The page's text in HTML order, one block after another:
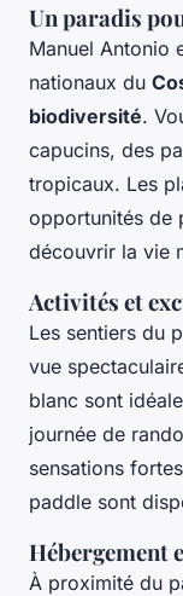
Un paradis
Manuel Antonio
nationaux du
biodiversité.
capucins, des
tropicaux. Les
opportunités de
découvrir la vie
Activités et
Les sentiers du
vue
blanc sont
journée de
sensations
paddle sont
Hébergement
À proximité du